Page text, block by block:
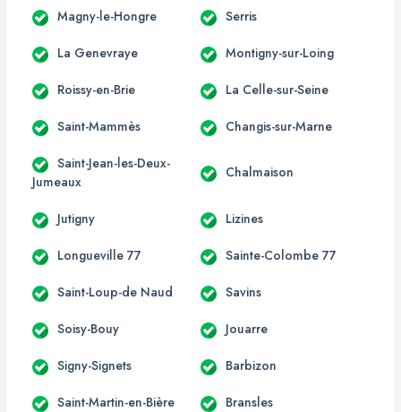
Magny-le-Hongre Serris
La Genevraye Montigny-sur-Loing
Roissy-en-Brie La Celle-sur-Seine
Saint-Mammès Changis-sur-Marne
Saint-Jean-les-Deux-
Jumeaux
Chalmaison
Jutigny Lizines
Longueville 77 Sainte-Colombe 77
Saint-Loup-de Naud Savins
Soisy-Bouy Jouarre
Signy-Signets Barbizon
Saint-Martin-en-Bière Bransles